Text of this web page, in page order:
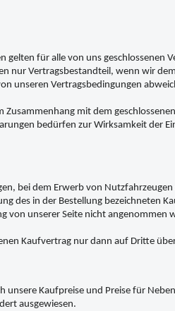
für alle von uns geschlossenen
nur Vertragsbestandteil, wenn wir
unseren Vertragsbedingungen
mit dem
bedürfen zur Wirksamkeit der
bei dem Erwerb von
des in der Bestellung bezeichneten
von unserer Seite nicht
Kaufvertrag nur dann auf Dritte
unsere Kaufpreise und Preise für
ausgewiesen.